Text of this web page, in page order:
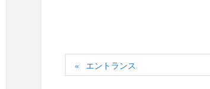
エントランス